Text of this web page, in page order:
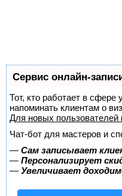
Сервис онлайн-
Тот, кто работает в сфере
напоминать клиентам о
Для новых пользователей
Чат-бот для мастеров и
— Сам записывает
— Персонализирует
— Увеличивает